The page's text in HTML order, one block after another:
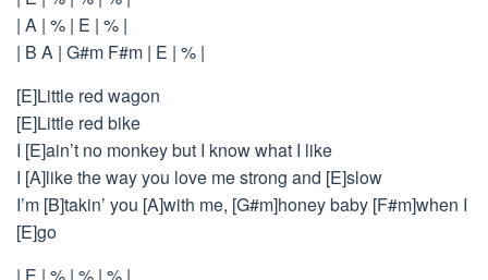
| A | % | E | % |
| B A | G#m F#m | E | % |
[E]Little red wagon
[E]Little red bike
I [E]ain’t no monkey but I know what I like
I [A]like the way you love me strong and [E]slow
I’m [B]takin’ you [A]with me, [G#m]honey baby [F#m]when I
[E]go
| E | % | % | % |